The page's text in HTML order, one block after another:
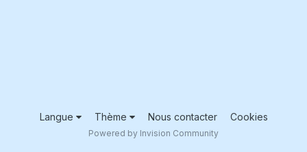
Langue Thème Nous contacter Cookies
Powered by Invision Community